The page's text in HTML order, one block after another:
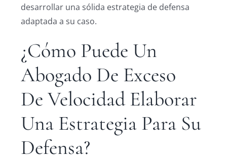
desarrollar una sólida estrategia de defensa
adaptada a su caso.
¿Cómo Puede Un
Abogado De Exceso
De Velocidad Elaborar
Una Estrategia Para Su
Defensa?